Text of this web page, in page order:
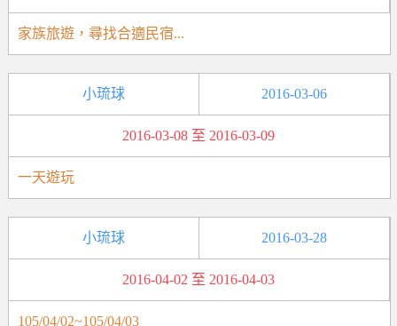
家族旅遊，尋找合適民宿...
小琉球 2016-03-06
2016-03-08 至 2016-03-09
一天遊玩
小琉球 2016-03-28
2016-04-02 至 2016-04-03
105/04/02~105/04/03